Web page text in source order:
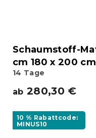
Schaumstoff-
cm 180 x 200 cm
14 Tage
ab 280,30 €
10 % Rabattcode:
MINUS10